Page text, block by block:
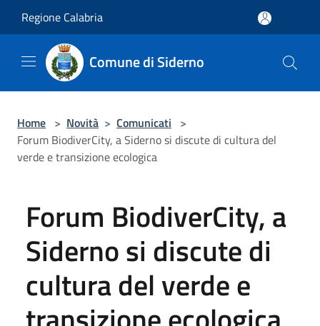
Regione Calabria
Comune di Siderno
Home > Novità > Comunicati >
Forum BiodiverCity, a Siderno si discute di cultura del
verde e transizione ecologica
Forum BiodiverCity, a
Siderno si discute di
cultura del verde e